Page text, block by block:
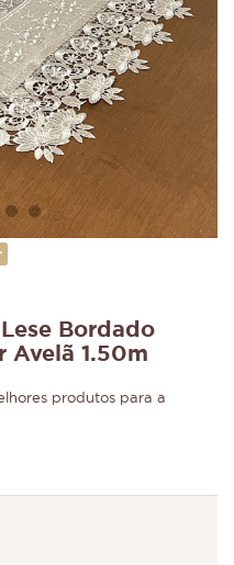
Bordado
Avelã 1.50m
produtos para a